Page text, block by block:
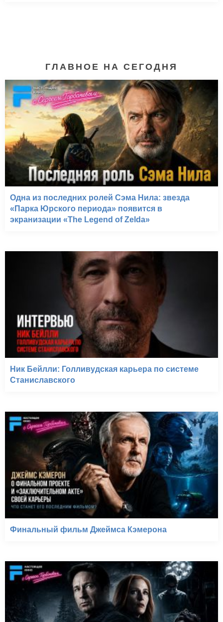
ГЛАВНОЕ НА СЕГОДНЯ
Одна из последних ролей Сэма Нила: звезда
«Парка Юрского периода» появится в
экранизации «The Legend of Zelda»
Ник Бейлли: Голливудская карьера по системе
Станиславского
Финальный фильм Джеймса Кэмерона